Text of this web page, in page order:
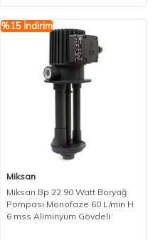
%15 İndirim
Miksan
Miksan Bp 22 90 Watt Boryağ
Pompası Monofaze 60 L/min H
6 mss Aliminyum Gövdeli